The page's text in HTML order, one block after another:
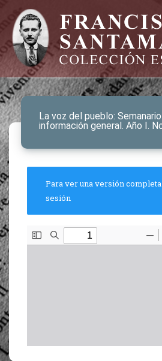
La voz del pueblo:
información general. Año I.
Para ver una versión
sesión